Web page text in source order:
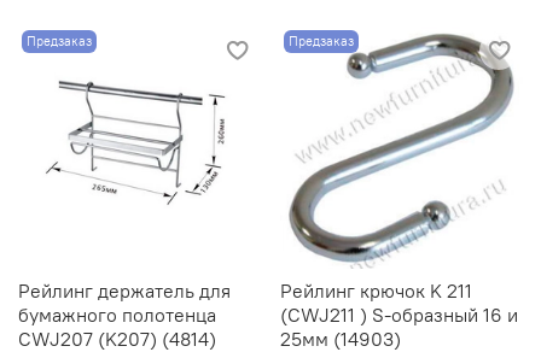
Предзаказ
Рейлинг держатель для
бумажного полотенца
CWJ207 (K207) (4814)
Предзаказ
Рейлинг крючок K 211
(CWJ211 ) S-образный 16 и
25мм (14903)